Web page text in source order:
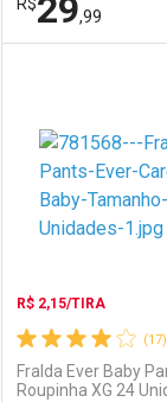
Por R$ 15,99/cada
Por R$ 15,99/cada
29,99
Laboratório
Por Menos
(17)
R$ 2,15/TIRA
Fralda Ever Baby
Roupinha XG 24